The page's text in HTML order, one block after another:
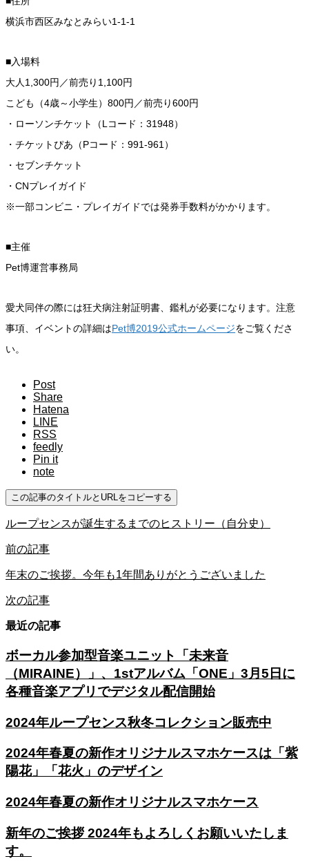
横浜市西区みなとみらい1-1-1
■入場料
大人1,300円／前売り1,100円
こども（4歳～小学生）800円／前売り600円
・ローソンチケット（Lコード：31948）
・チケットぴあ（Pコード：991-961）
・セブンチケット
・CNプレイガイド
※一部コンビニ・プレイガイドでは発券手数料がかかります。
■主催
Pet博運営事務局
愛犬同伴の際には狂犬病注射証明書、鑑札が必要になります。注意
事項、イベントの詳細はPet博2019公式ホームページをご覧くださ
い。
Post
Share
Hatena
LINE
RSS
feedly
Pin it
note
この記事のタイトルとURLをコピーする
ループセンスが誕生するまでのヒストリー（自分史）
前の記事
年末のご挨拶。今年も1年間ありがとうございました
次の記事
最近の記事
ボーカル参加型音楽ユニット「未来音
（MIRAINE）」、1stアルバム「ONE」3月5日に
各種音楽アプリでデジタル配信開始
2024年ループセンス秋冬コレクション販売中
2024年春夏の新作オリジナルスマホケースは「紫
陽花」「花火」のデザイン
2024年春夏の新作オリジナルスマホケース
新年のご挨拶 2024年もよろしくお願いいたしま
す。